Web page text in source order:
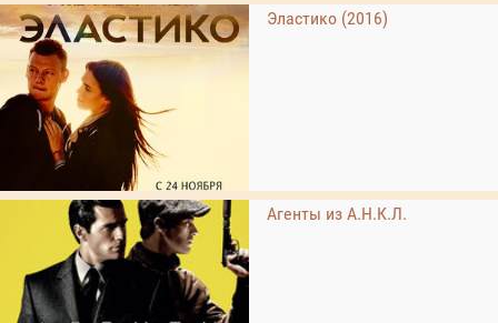
Эластико (2016)
Агенты из А.Н.К.Л.